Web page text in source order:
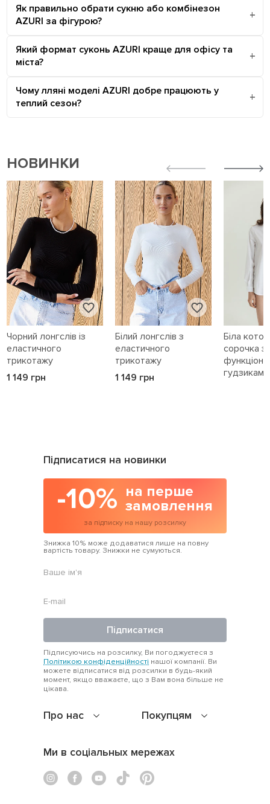
Як правильно обрати сукню або комбінезон
AZURI за фігурою?
Який формат суконь AZURI краще для офісу та
міста?
Чому лляні моделі AZURI добре працюють у
теплий сезон?
НОВИНКИ
Чорний лонгслів із
еластичного
трикотажу
1 149 грн
Білий лонгслів з
еластичного
трикотажу
1 149 грн
Біла
сорочка з
гудзиками
Про нас Покупцям
Підписатися на новинки
-10% на перше
замовлення
за підписку на нашу розсилку
Знижка 10% може додаватися лише на повну
вартість товару. Знижки не сумуються.
Підписатися
Підписуючись на розсилку, Ви погоджуєтеся з
Політикою конфіденційності нашої компанії. Ви
можете відписатися від розсилки в будь-який
момент, якщо вважаєте, що з Вам вона більше не
цікава.
Ми в соціальных мережах